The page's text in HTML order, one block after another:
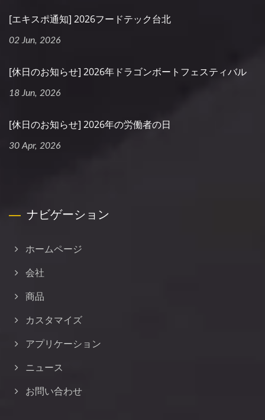
[エキスポ通知] 2026フードテック台北
02 Jun, 2026
[休日のお知らせ] 2026年ドラゴンボートフェスティバル
18 Jun, 2026
[休日のお知らせ] 2026年の労働者の日
30 Apr, 2026
ナビゲーション
ホームページ
会社
商品
カスタマイズ
アプリケーション
ニュース
お問い合わせ